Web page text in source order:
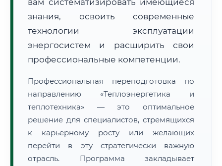
📜 Документы и аккредитация ФИС ФРДО
🔍Нажмите на документ для увеличения и просмотра
вам систематизировать имеющиеся
знания, освоить современные
технологии эксплуатации
энергосистем и расширить свои
профессиональные компетенции.
Профессиональная переподготовка по
направлению «Теплоэнергетика и
теплотехника» — это оптимальное
решение для специалистов, стремящихся
к карьерному росту или желающих
перейти в эту стратегически важную
отрасль. Программа закладывает